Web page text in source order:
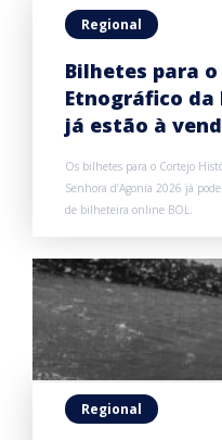
Regional
Bilhetes para
Etnográfico da
já estão à
Os bilhetes para o Cortejo
Senhora d’Agonia 2026 já
de bilheteira online BOL.
Regional